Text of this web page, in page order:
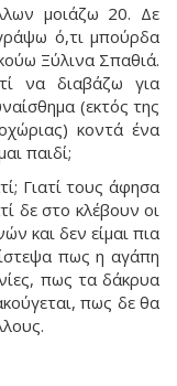
μοιάζω 20. Δε
ό,τι μπούρδα
Ξύλινα Σπαθιά.
να διαβάζω για
(εκτός της
κοντά ένα
παιδί;
Γιατί τους άφησα
δε στο κλέβουν οι
και δεν είμαι πια
πως η αγάπη
πως τα δάκρυα
πως δε θα